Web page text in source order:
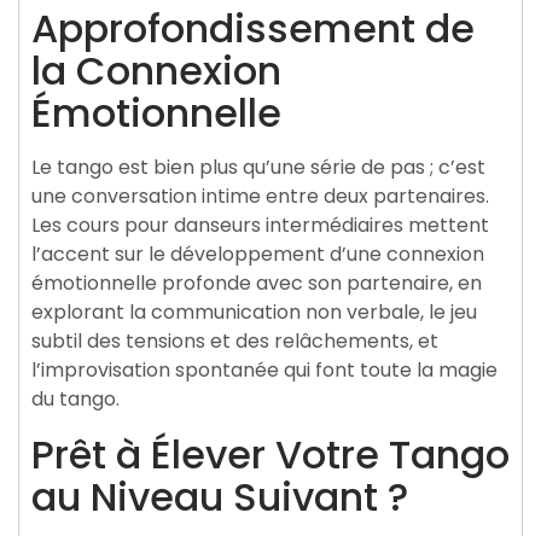
Approfondissement de
la Connexion
Émotionnelle
Le tango est bien plus qu’une série de pas ; c’est
une conversation intime entre deux partenaires.
Les cours pour danseurs intermédiaires mettent
l’accent sur le développement d’une connexion
émotionnelle profonde avec son partenaire, en
explorant la communication non verbale, le jeu
subtil des tensions et des relâchements, et
l’improvisation spontanée qui font toute la magie
du tango.
Prêt à Élever Votre Tango
au Niveau Suivant ?